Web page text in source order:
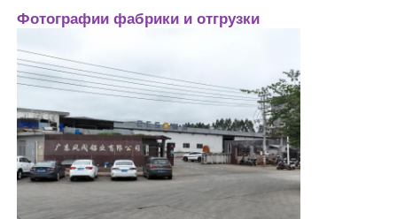
Запросить расценки
Экструзия алюминиевых профилей
Алюминиевые кухонные профили
вес зданий и дверей/окон,
уменьшает нагрузку на фундамент,
транспортировку.
2. Благодаря легированию и
экструзионному формованию он
может соответствовать
требованиям к ветровому
давлению и несущей способности
зданий. Класс ветрового давления
может достигать 9-го уровня
национального стандарта, что
Фотографии фабрики и отгрузки